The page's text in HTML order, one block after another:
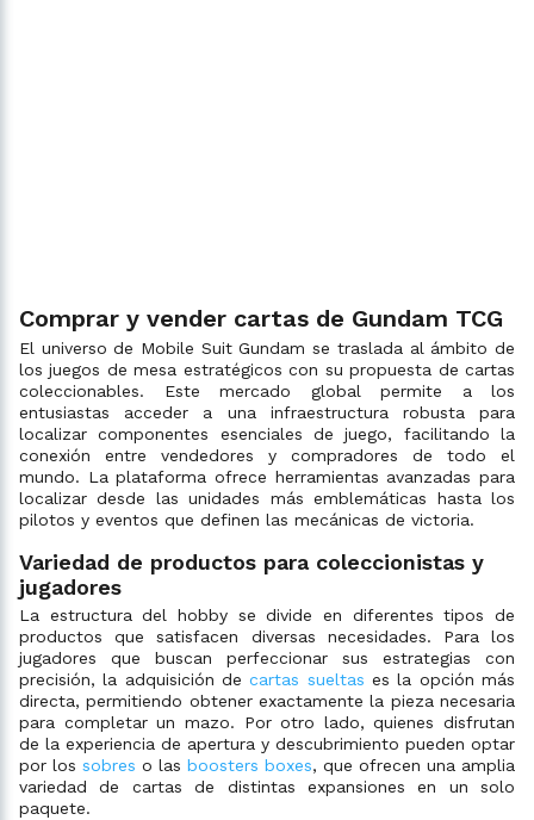
Comprar y vender cartas de Gundam TCG
El universo de Mobile Suit Gundam se traslada al ámbito de
los juegos de mesa estratégicos con su propuesta de cartas
coleccionables. Este mercado global permite a los
entusiastas acceder a una infraestructura robusta para
localizar componentes esenciales de juego, facilitando la
conexión entre vendedores y compradores de todo el
mundo. La plataforma ofrece herramientas avanzadas para
localizar desde las unidades más emblemáticas hasta los
pilotos y eventos que definen las mecánicas de victoria.
Variedad de productos para coleccionistas y
jugadores
La estructura del hobby se divide en diferentes tipos de
productos que satisfacen diversas necesidades. Para los
jugadores que buscan perfeccionar sus estrategias con
precisión, la adquisición decartas sueltas es la opción más
directa, permitiendo obtener exactamente la pieza necesaria
para completar un mazo. Por otro lado, quienes disfrutan
de la experiencia de apertura y descubrimiento pueden optar
por los sobres o las boosters boxes, que ofrecen una amplia
variedad de cartas de distintas expansiones en un solo
paquete.